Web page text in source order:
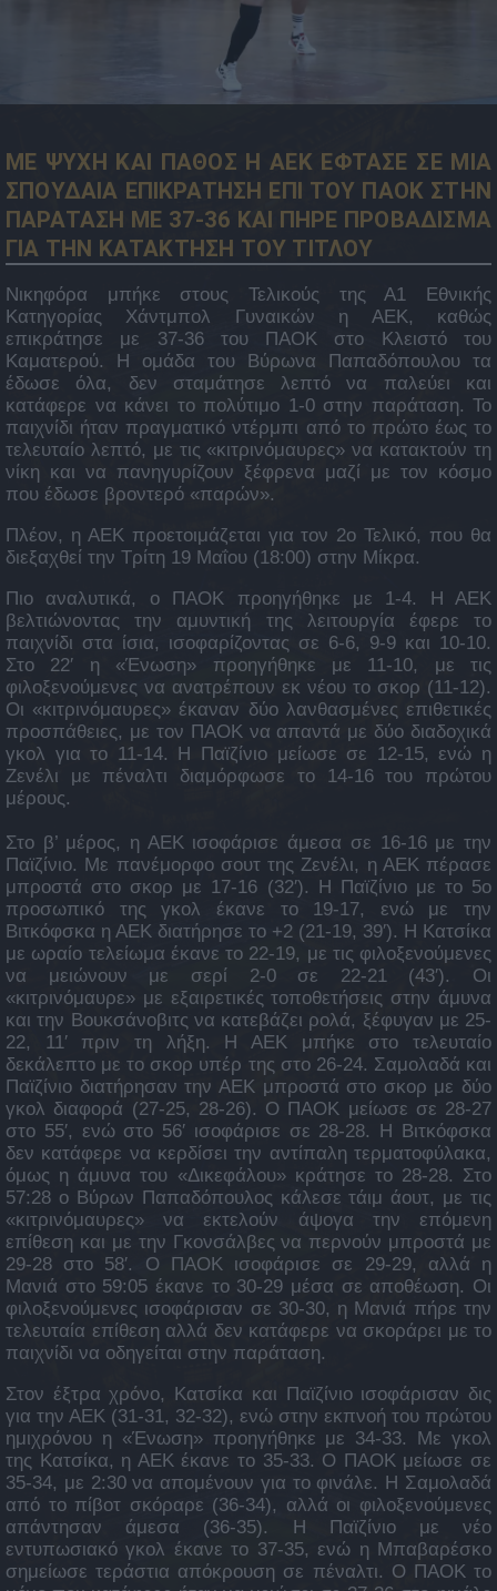
ΜΕ ΨΥΧΗ ΚΑΙ ΠΑΘΟΣ Η ΑΕΚ ΕΦΤΑΣΕ ΣΕ ΜΙΑ
ΣΠΟΥΔΑΙΑ ΕΠΙΚΡΑΤΗΣΗ ΕΠΙ ΤΟΥ ΠΑΟΚ ΣΤΗΝ
ΠΑΡΑΤΑΣΗ ΜΕ 37-36 ΚΑΙ ΠΗΡΕ ΠΡΟΒΑΔΙΣΜΑ
ΓΙΑ ΤΗΝ ΚΑΤΑΚΤΗΣΗ ΤΟΥ ΤΙΤΛΟΥ
Νικηφόρα μπήκε στους Τελικούς της Α1 Εθνικής
Κατηγορίας Χάντμπολ Γυναικών η ΑΕΚ, καθώς
επικράτησε με 37-36 του ΠΑΟΚ στο Κλειστό του
Καματερού. Η ομάδα του Βύρωνα Παπαδόπουλου τα
έδωσε όλα, δεν σταμάτησε λεπτό να παλεύει και
κατάφερε να κάνει το πολύτιμο 1-0 στην παράταση. Το
παιχνίδι ήταν πραγματικό ντέρμπι από το πρώτο έως το
τελευταίο λεπτό, με τις «κιτρινόμαυρες» να κατακτούν τη
νίκη και να πανηγυρίζουν ξέφρενα μαζί με τον κόσμο
που έδωσε βροντερό «παρών».
Πλέον, η ΑΕΚ προετοιμάζεται για τον 2ο Τελικό, που θα
διεξαχθεί την Τρίτη 19 Μαΐου (18:00) στην Μίκρα.
Πιο αναλυτικά, ο ΠΑΟΚ προηγήθηκε με 1-4. Η ΑΕΚ
βελτιώνοντας την αμυντική της λειτουργία έφερε το
παιχνίδι στα ίσια, ισοφαρίζοντας σε 6-6, 9-9 και 10-10.
Στο 22′ η «Ένωση» προηγήθηκε με 11-10, με τις
φιλοξενούμενες να ανατρέπουν εκ νέου το σκορ (11-12).
Οι «κιτρινόμαυρες» έκαναν δύο λανθασμένες επιθετικές
προσπάθειες, με τον ΠΑΟΚ να απαντά με δύο διαδοχικά
γκολ για το 11-14. Η Παϊζίνιο μείωσε σε 12-15, ενώ η
Ζενέλι με πέναλτι διαμόρφωσε το 14-16 του πρώτου
μέρους.
Στο β’ μέρος, η ΑΕΚ ισοφάρισε άμεσα σε 16-16 με την
Παϊζίνιο. Με πανέμορφο σουτ της Ζενέλι, η ΑΕΚ πέρασε
μπροστά στο σκορ με 17-16 (32′). Η Παϊζίνιο με το 5ο
προσωπικό της γκολ έκανε το 19-17, ενώ με την
Βιτκόφσκα η ΑΕΚ διατήρησε το +2 (21-19, 39′). H Kατσίκα
με ωραίο τελείωμα έκανε το 22-19, με τις φιλοξενούμενες
να μειώνουν με σερί 2-0 σε 22-21 (43′). Οι
«κιτρινόμαυρε» με εξαιρετικές τοποθετήσεις στην άμυνα
και την Βουκσάνοβιτς να κατεβάζει ρολά, ξέφυγαν με 25-
22, 11′ πριν τη λήξη. Η ΑΕΚ μπήκε στο τελευταίο
δεκάλεπτο με το σκορ υπέρ της στο 26-24. Σαμολαδά και
Παϊζίνιο διατήρησαν την ΑΕΚ μπροστά στο σκορ με δύο
γκολ διαφορά (27-25, 28-26). Ο ΠΑΟΚ μείωσε σε 28-27
στο 55′, ενώ στο 56′ ισοφάρισε σε 28-28. Η Βιτκόφσκα
δεν κατάφερε να κερδίσει την αντίπαλη τερματοφύλακα,
όμως η άμυνα του «Δικεφάλου» κράτησε το 28-28. Στο
57:28 ο Βύρων Παπαδόπουλος κάλεσε τάιμ άουτ, με τις
«κιτρινόμαυρες» να εκτελούν άψογα την επόμενη
επίθεση και με την Γκονσάλβες να περνούν μπροστά με
29-28 στο 58′. Ο ΠΑΟΚ ισοφάρισε σε 29-29, αλλά η
Μανιά στο 59:05 έκανε το 30-29 μέσα σε αποθέωση. Οι
φιλοξενούμενες ισοφάρισαν σε 30-30, η Μανιά πήρε την
τελευταία επίθεση αλλά δεν κατάφερε να σκοράρει με το
παιχνίδι να οδηγείται στην παράταση.
Στον έξτρα χρόνο, Κατσίκα και Παϊζίνιο ισοφάρισαν δις
για την ΑΕΚ (31-31, 32-32), ενώ στην εκπνοή του πρώτου
ημιχρόνου η «Ένωση» προηγήθηκε με 34-33. Με γκολ
της Κατσίκα, η ΑΕΚ έκανε το 35-33. Ο ΠΑΟΚ μείωσε σε
35-34, με 2:30 να απομένουν για το φινάλε. Η Σαμολαδά
από το πίβοτ σκόραρε (36-34), αλλά οι φιλοξενούμενες
απάντησαν άμεσα (36-35). Η Παϊζίνιο με νέο
εντυπωσιακό γκολ έκανε το 37-35, ενώ η Μπαβαρέσκο
σημείωσε τεράστια απόκρουση σε πέναλτι. Ο ΠΑΟΚ το